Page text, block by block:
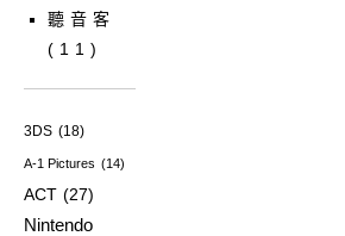
聽音客
(11)
3DS (18)
A-1 Pictures (14)
ACT (27)
Nintendo